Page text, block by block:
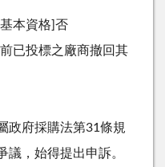
本資格]否
已投標之廠商撤回其
政府採購法第31條規
議，始得提出申訴。